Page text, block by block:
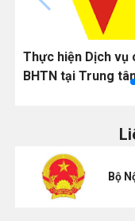
Thực hiện Dịch vụ
BHTN tại Trung
Bộ